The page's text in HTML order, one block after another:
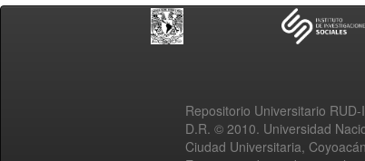
Repositorio Universitario RUD-
D.R. © 2010. Universidad
Ciudad Universitaria,